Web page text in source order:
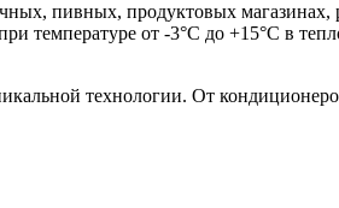
пивных, продуктовых магазинах,
температуре от -3°С до +15°С в
технологии. От